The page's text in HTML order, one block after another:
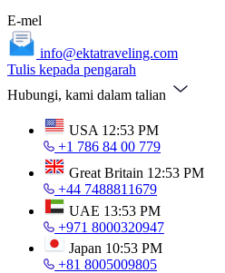
E-mel
info@ektatraveling.com
Tulis kepada pengarah
Hubungi, kami dalam talian
USA 12:53 PM
+1 786 84 00 779
Great Britain 12:53 PM
+44 7488811679
UAE 13:53 PM
+971 8000320947
Japan 10:53 PM
+81 8005009805